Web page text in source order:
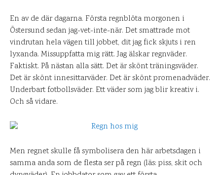
En av de där dagarna. Första regnblöta morgonen i
Östersund sedan jag-vet-inte-när. Det smattrade mot
vindrutan hela vägen till jobbet, dit jag fick skjuts i ren
lyxanda. Missuppfatta mig rätt. Jag älskar regnväder.
Faktiskt. På nästan alla sätt. Det är skönt träningsväder.
Det är skönt innesittarväder. Det är skönt promenadväder.
Underbart fotbollsväder. Ett väder som jag blir kreativ i.
Och så vidare.
Men regnet skulle få symbolisera den här arbetsdagen i
samma anda som de flesta ser på regn (läs: piss, skit och